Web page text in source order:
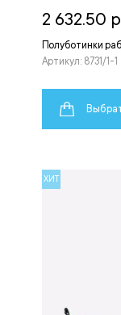
Полуботинки
Артикул: 8731/1-1
2 632.50
ХИТ